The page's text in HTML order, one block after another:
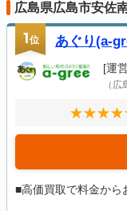
広島県広島市安佐
1位 あぐり(a-
[運
（
■高価買取で料金から